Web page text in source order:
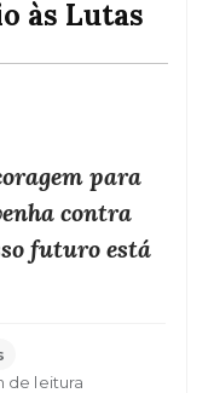
às Lutas
para
contra
futuro está
de leitura